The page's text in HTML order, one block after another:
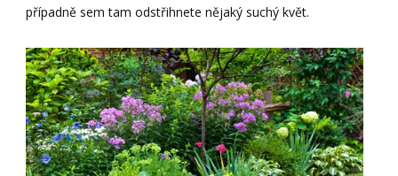
případně sem tam odstřihnete nějaký suchý květ.